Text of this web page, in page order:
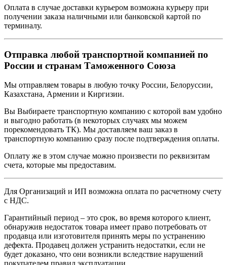
Оплата в случае доставки курьером возможна курьеру при
получении заказа наличными или банковской картой по
терминалу.
Отправка любой транспортной компанией по
России и странам Таможенного Союза
Мы отправляем товары в любую точку России, Белоруссии,
Казахстана, Армении и Киргизии.
Вы Выбираете транспортную компанию с которой вам удобно
и выгодно работать (в некоторых случаях мы можем
порекомендовать ТК). Мы доставляем ваш заказ в
транспортную компанию сразу после подтверждения оплаты.
Оплату же в этом случае можно произвести по реквизитам
счета, которые мы предоставим.
Для Организаций и ИП возможна оплата по расчетному счету
с НДС.
Гарантийный период – это срок, во время которого клиент,
обнаружив недостаток товара имеет право потребовать от
продавца или изготовителя принять меры по устранению
дефекта. Продавец должен устранить недостатки, если не
будет доказано, что они возникли вследствие нарушений